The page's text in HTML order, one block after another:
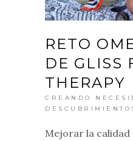
RETO
DE GLISS
THERAPY
CREANDO
Mejorar la calidad